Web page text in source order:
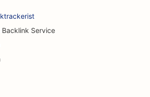
ja põrandakattematerjalide
restoranidele
koorimise teenuste jaoks
Backlink Service